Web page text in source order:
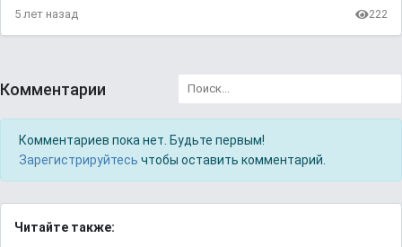
5 лет назад 222
Комментарии
Комментариев пока нет. Будьте первым!
Зарегистрируйтесь чтобы оставить комментарий.
Читайте также: